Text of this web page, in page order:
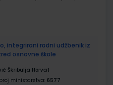
dio, integrirani radni udžbenik iz
osnovne škole
Škribulja Horvat
ministarstva: 6577